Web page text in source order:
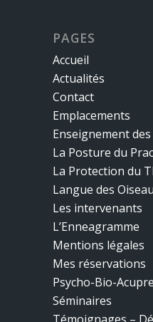
PAGES
Accueil
Actualités
Contact
Emplacements
Enseignement
La Posture du
La Protection du
Langue des
Les intervenants
L’Enneagramme
Mentions légales
Mes réservations
Psycho-Bio-
Séminaires